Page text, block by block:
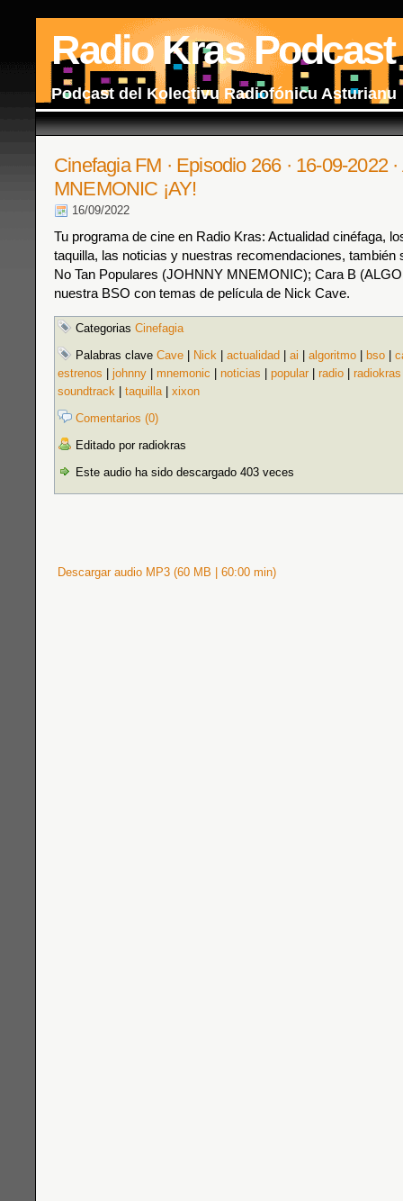
Radio Kras Podcast
Podcast del Kolectivu Radiofónicu Asturianu
Cinefagia FM · Episodio 266 · 16-09-2022 ·
MNEMONIC ¡AY!
16/09/2022
Tu programa de cine en Radio Kras: Actualidad cinéfaga,
taquilla, las noticias y nuestras recomendaciones, también
No Tan Populares (JOHNNY MNEMONIC); Cara B
nuestra BSO con temas de película de Nick Cave.
Categorias Cinefagia
Palabras clave Cave Nick actualidad ai algoritmo bso
estrenos
johnny mnemonic noticias popular radio radiokras
soundtrack
taquilla| xixon
Comentarios (0)
Editado por radiokras
Este audio ha sido descargado 403 veces
Descargar audio MP3 (60 MB | 60:00 min)